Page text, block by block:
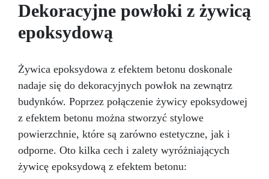
wykończeniem, które zachwyca.
Odporność
na UV - Ciesz się długowiecznością swoich
projektów! ICRYSTAL jest specjalnie
zapewniając, że Twoje twory pozostaną żywe i
fascynujące.
Wielozadaniowe Cudo – Rób
rzemiosło z pewnością siebie! Lśniąca i
samopoziomująca się powierzchnia ICRYSTAL
jest idealna zarówno dla początkujących, jak i
Nieskończone Możliwości
Wtapiania – Bezproblemowo łącz ICRYSTAL z
drewnem, tkaniną, szkłem, papierem,
kamieniem i innymi materiałami.
Dekoracyjne powłoki z żywicą
epoksydową
Żywica epoksydowa z efektem betonu doskonale
nadaje się do dekoracyjnych powłok na zewnątrz
budynków. Poprzez połączenie żywicy epoksydowej
z efektem betonu można stworzyć stylowe
powierzchnie, które są zarówno estetyczne, jak i
odporne. Oto kilka cech i zalety wyróżniających
żywicę epoksydową z efektem betonu: